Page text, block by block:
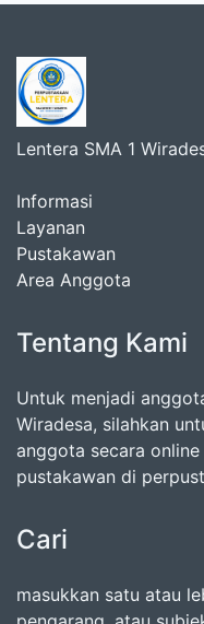
Lentera SMA 1
Informasi
Layanan
Pustakawan
Area Anggota
Tentang Kami
Untuk menjadi
Wiradesa, silahkan
anggota secara
pustakawan di
Cari
masukkan satu atau